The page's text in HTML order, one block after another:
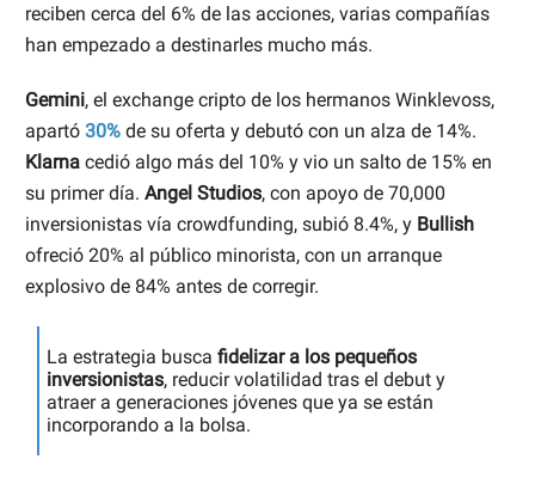
reciben cerca del 6% de las acciones, varias compañías
han empezado a destinarles mucho más.
Gemini, el exchange cripto de los hermanos Winklevoss,
apartó 30% de su oferta y debutó con un alza de 14%.
Klarna cedió algo más del 10% y vio un salto de 15% en
su primer día. Angel Studios, con apoyo de 70,000
inversionistas vía crowdfunding, subió 8.4%, y Bullish
ofreció 20% al público minorista, con un arranque
explosivo de 84% antes de corregir.
La estrategia busca fidelizar a los pequeños
inversionistas, reducir volatilidad tras el debut y
atraer a generaciones jóvenes que ya se están
incorporando a la bolsa.